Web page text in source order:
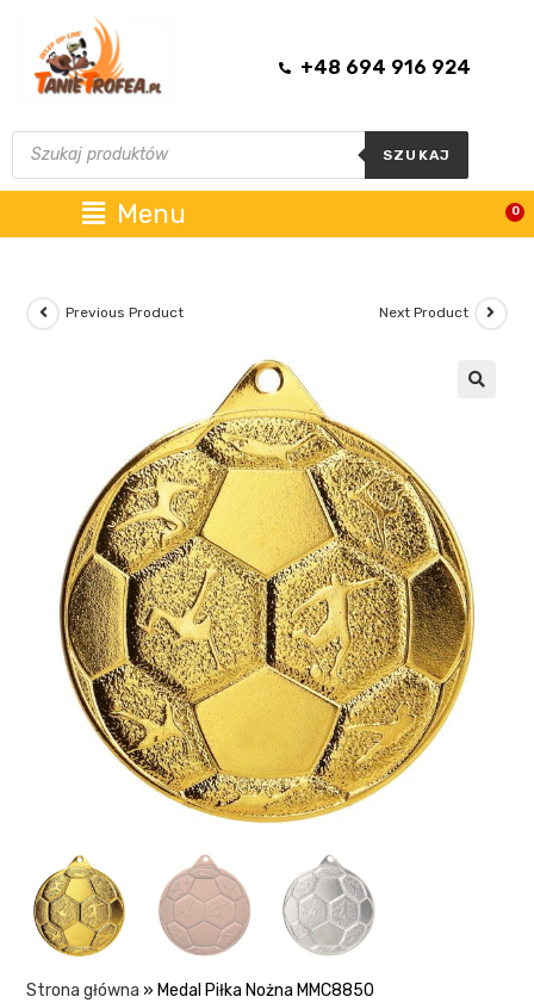
+48 694 916 924
SZUKAJ
Menu 0
Previous Product Next Product
Strona główna »Medal Piłka Nożna MMC8850